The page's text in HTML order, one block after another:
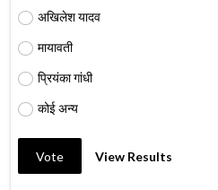
अखिलेश यादव
मायावती
प्रियंका गांधी
कोई अन्य
Vote View Results